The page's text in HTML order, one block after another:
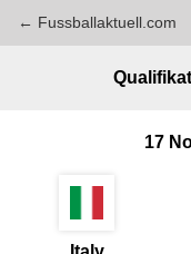
← Fussballaktuell.com
17